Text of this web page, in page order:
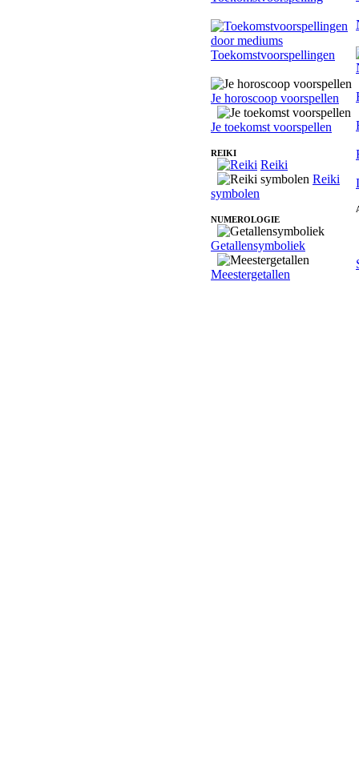
Toekomstvoorspellingen
Je horoscoop voorspellen
Je toekomst voorspellen
REIKI
Reiki
Reiki
symbolen
NUMEROLOGIE
Getallensymboliek
Meestergetallen